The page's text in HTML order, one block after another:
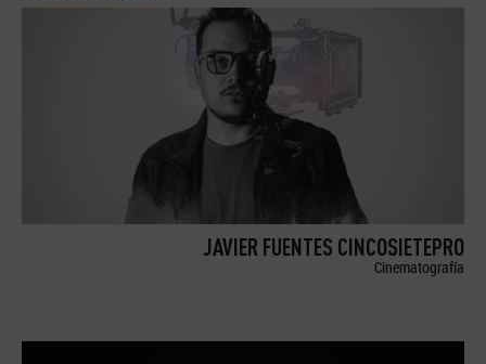
JAVIER FUENTES CINCOSIETEPRO
Cinematografía